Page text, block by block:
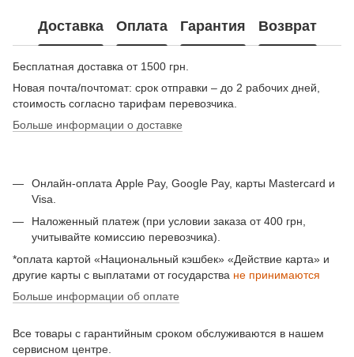
Доставка Оплата Гарантия Возврат
Бесплатная доставка от 1500 грн.
Новая почта/почтомат: срок отправки – до 2 рабочих дней,
стоимость согласно тарифам перевозчика.
Больше информации о доставке
Онлайн-оплата Apple Pay, Google Pay, карты Mastercard и
Visa.
Наложенный платеж (при условии заказа от 400 грн,
учитывайте комиссию перевозчика).
*оплата картой «Национальный кэшбек» «Действие карта» и
другие карты с выплатами от государства не принимаются
Больше информации об оплате
Все товары с гарантийным сроком обслуживаются в нашем
сервисном центре.